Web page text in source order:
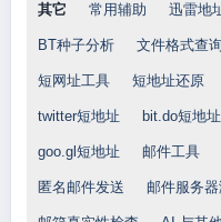
其它 常用辅助 迅雷地
BT种子分析 文件格式查询
短网址工具 短地址还原
twitter短地址 bit.do短地址
goo.gl短地址 邮件工具
匿名邮件发送 邮件服务